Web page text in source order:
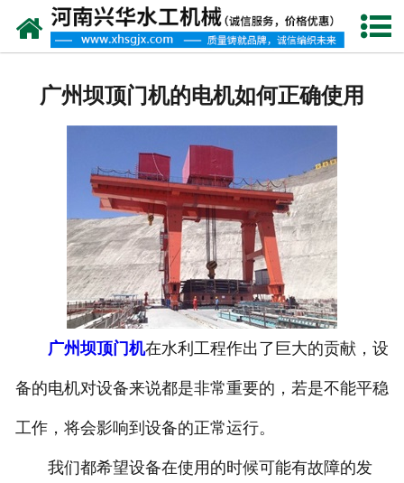
网站首页
新闻资讯
客户案例
资质荣誉
联系我们
广州坝顶门机的电机如何正确使用
广州坝顶门机在水利工程作出了巨大的贡献，设
备的电机对设备来说都是非常重要的，若是不能平稳
工作，将会影响到设备的正常运行。
我们都希望设备在使用的时候可能有故障的发